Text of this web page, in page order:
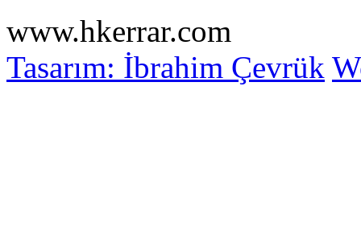
www.hkerrar.com
Tasarım: İbrahim Çevrük